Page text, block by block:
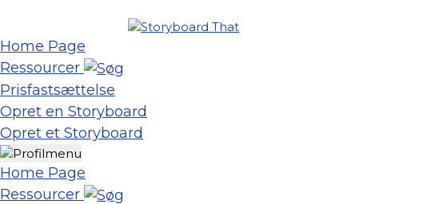
Home Page
Ressourcer
Prisfastsættelse
Opret en Storyboard
Opret et Storyboard
Home Page
Ressourcer